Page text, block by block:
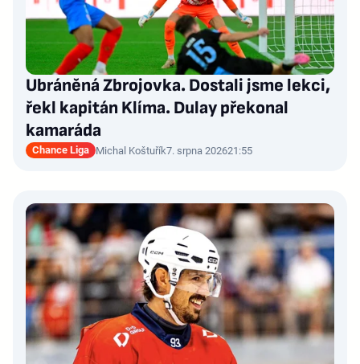
Ubráněná Zbrojovka. Dostali jsme lekci,
řekl kapitán Klíma. Dulay překonal
kamaráda
Chance Liga Michal Koštuřík7. srpna 202621:55